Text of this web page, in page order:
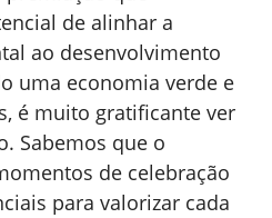
de alinhar a
ao desenvolvimento
uma economia verde e
é muito gratificante ver
Sabemos que o
de celebração
para valorizar cada